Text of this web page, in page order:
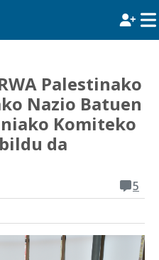
Palestinako
Nazio Batuen
Komiteko
da
5